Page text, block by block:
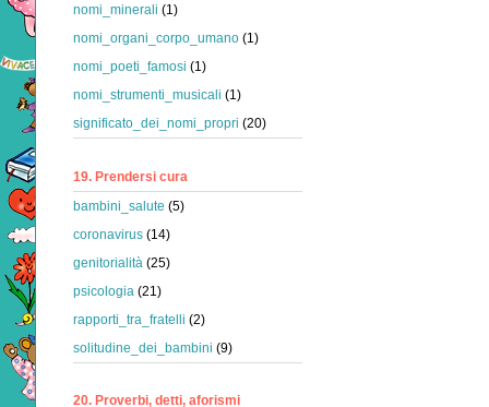
nomi_minerali (1)
nomi_organi_corpo_umano (1)
nomi_poeti_famosi (1)
nomi_strumenti_musicali (1)
significato_dei_nomi_propri (20)
19. Prendersi cura
bambini_salute (5)
coronavirus (14)
genitorialità (25)
psicologia (21)
rapporti_tra_fratelli (2)
solitudine_dei_bambini (9)
20. Proverbi, detti, aforismi